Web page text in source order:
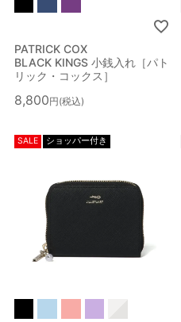
PATRICK COX
BLACK KINGS 小銭入れ［パト
リック・コックス］
8,800 税込
SALE ショッパー付き